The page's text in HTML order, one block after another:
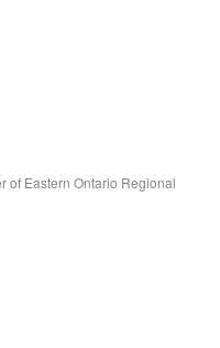
of Eastern Ontario Regional